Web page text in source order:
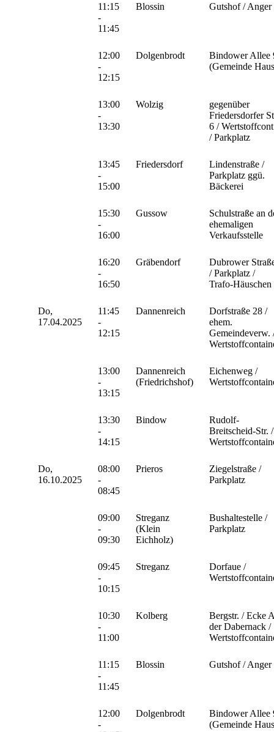
11:15
-
11:45
Blossin Gutshof / Anger
12:00
-
12:15
Dolgenbrodt
Bindower Allee
(Gemeinde
13:00
-
13:30
Wolzig
gegenüber
Friedersdorfer
6 /
/ Parkplatz
13:45
-
15:00
Friedersdorf
Lindenstraße /
Parkplatz ggü.
Bäckerei
15:30
-
16:00
Gussow
Schulstraße an
ehemaligen
Verkaufsstelle
16:20
-
16:50
Gräbendorf
Dubrower
/ Parkplatz /
Trafo-Häuschen
Do,
17.04.2025
11:45
-
12:15
Dannenreich
Dorfstraße 28 /
ehem.
Gemeindeverw.
13:00
-
13:15
Dannenreich
(Friedrichshof)
Eichenweg /
13:30
-
14:15
Bindow
Rudolf-
Breitscheid-Str. /
Do,
16.10.2025
08:00
-
08:45
Prieros
Ziegelstraße /
Parkplatz
09:00
-
09:30
Streganz
(Klein
Eichholz)
Bushaltestelle /
Parkplatz
09:45
-
10:15
Streganz
Dorfaue /
10:30
-
11:00
Kolberg
Bergstr. / Ecke
der Dabernack /
11:15
-
11:45
Blossin Gutshof / Anger
12:00
-
Dolgenbrodt
Bindower Allee
(Gemeinde